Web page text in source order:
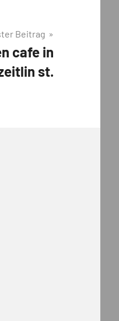
Beitrag
cafe in
st.